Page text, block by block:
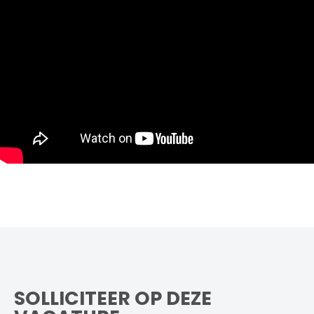
SOLLICITEER OP DEZE